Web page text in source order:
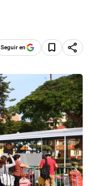
Seguir en